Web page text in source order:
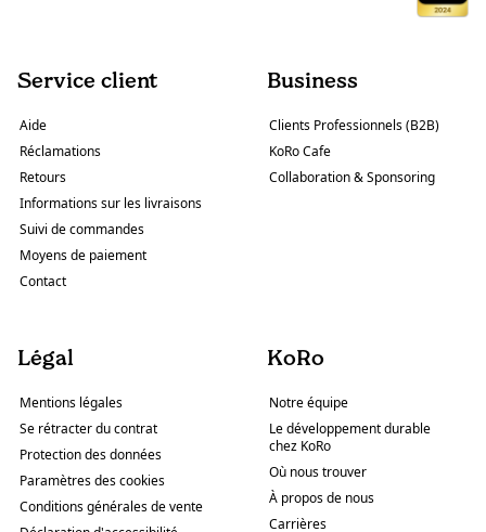
Service client
Aide
Réclamations
Retours
Informations sur les livraisons
Suivi de commandes
Moyens de paiement
Contact
Business
Clients Professionnels (B2B)
KoRo Cafe
Collaboration & Sponsoring
Légal
Mentions légales
Se rétracter du contrat
Protection des données
Paramètres des cookies
Conditions générales de vente
KoRo
Notre équipe
Le développement durable
chez KoRo
Où nous trouver
À propos de nous
Carrières